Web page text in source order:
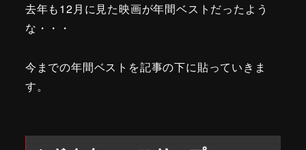
去年も12月に見た映画が年間ベストだったよう
な・・・
今までの年間ベストを記事の下に貼っていきま
す。